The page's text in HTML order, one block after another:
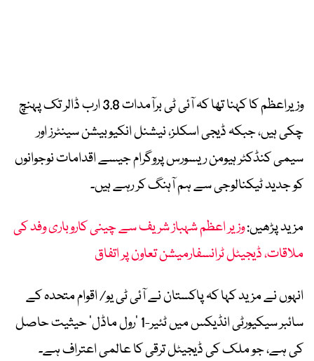
وزیراعظم کا کہنا تھا کہ آئی ٹی برآمدات 3.8 ارب ڈالر تک پہنچ
چکی ہیں، جبکہ ڈیجی اسکلز، نیشنل انکیوبیشن سینٹرز اور
سیمی کنڈکٹر ہیومن ریسورس پروگرام جیسے اقدامات نوجوانوں
کو جدید ٹیکنالوجی سے ہم آہنگ کر رہے ہیں۔
مزید پڑھیں:وزیر اعظم شہباز شریف سے چینی کاروباری وفد کی
ملاقات، ڈیجیٹل ٹرانسفارمیشن تعاون پر اتفاق
انہوں نے مزید کہا کہ پاکستان نے آئی ٹی یو/ اقوام متحدہ کے
سائبر سیکیورٹی انڈیکس میں ٹئیر-1 ’رول ماڈل‘ حیثیت حاصل
کی ہے، جو ملک کی ڈیجیٹل ترقی کا عالمی اعتراف ہے۔